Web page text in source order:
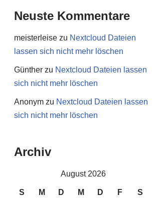
Neuste Kommentare
meisterleise zu Nextcloud Dateien
lassen sich nicht mehr löschen
Günther zu Nextcloud Dateien lassen
sich nicht mehr löschen
Anonym zu Nextcloud Dateien lassen
sich nicht mehr löschen
Archiv
August 2026
S M D M D F S